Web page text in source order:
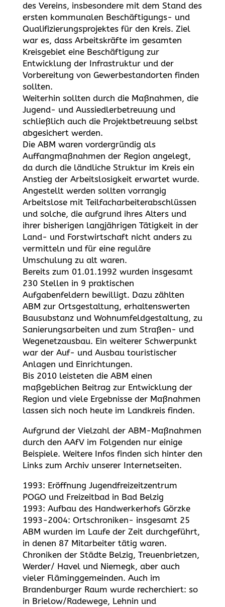
des Vereins, insbesondere mit dem Stand des
ersten kommunalen Beschäftigungs- und
Qualifizierungsprojektes für den Kreis. Ziel
war es, dass Arbeitskräfte im gesamten
Kreisgebiet eine Beschäftigung zur
Entwicklung der Infrastruktur und der
Vorbereitung von Gewerbestandorten finden
sollten.
Weiterhin sollten durch die Maßnahmen, die
Jugend- und Aussiedlerbetreuung und
schließlich auch die Projektbetreuung selbst
abgesichert werden.
Die ABM waren vordergründig als
Auffangmaßnahmen der Region angelegt,
da durch die ländliche Struktur im Kreis ein
Anstieg der Arbeitslosigkeit erwartet wurde.
Angestellt werden sollten vorrangig
Arbeitslose mit Teilfacharbeiterabschlüssen
und solche, die aufgrund ihres Alters und
ihrer bisherigen langjährigen Tätigkeit in der
Land- und Forstwirtschaft nicht anders zu
vermitteln und für eine reguläre
Umschulung zu alt waren.
Bereits zum 01.01.1992 wurden insgesamt
230 Stellen in 9 praktischen
Aufgabenfeldern bewilligt. Dazu zählten
ABM zur Ortsgestaltung, erhaltenswerten
Bausubstanz und Wohnumfeldgestaltung, zu
Sanierungsarbeiten und zum Straßen- und
Wegenetzausbau. Ein weiterer Schwerpunkt
war der Auf- und Ausbau touristischer
Anlagen und Einrichtungen.
Bis 2010 leisteten die ABM einen
maßgeblichen Beitrag zur Entwicklung der
Region und viele Ergebnisse der Maßnahmen
lassen sich noch heute im Landkreis finden.
Aufgrund der Vielzahl der ABM-Maßnahmen
durch den AAfV im Folgenden nur einige
Beispiele. Weitere Infos finden sich hinter den
Links zum Archiv unserer Internetseiten.
1993: Eröffnung Jugendfreizeitzentrum
POGO und Freizeitbad in Bad Belzig
1993: Aufbau des Handwerkerhofs Görzke
1993-2004: Ortschroniken- insgesamt 25
ABM wurden im Laufe der Zeit durchgeführt,
in denen 87 Mitarbeiter tätig waren.
Chroniken der Städte Belzig, Treuenbrietzen,
Werder/ Havel und Niemegk, aber auch
vieler Fläminggemeinden. Auch im
Brandenburger Raum wurde recherchiert: so
in Brielow/Radewege, Lehnin und